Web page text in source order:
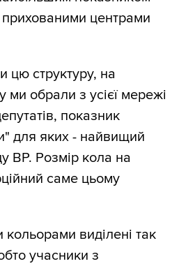
центрами
цю структуру, на
ми обрали з усієї мережі
показник
для яких - найвищий
ВР. Розмір кола на
саме цьому
виділені так
учасники з